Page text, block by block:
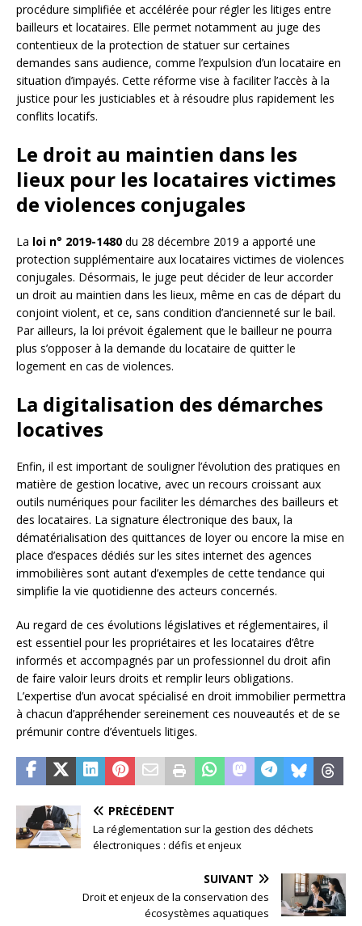
procédure simplifiée et accélérée pour régler les litiges entre
bailleurs et locataires. Elle permet notamment au juge des
contentieux de la protection de statuer sur certaines
demandes sans audience, comme l’expulsion d’un locataire en
situation d’impayés. Cette réforme vise à faciliter l’accès à la
justice pour les justiciables et à résoudre plus rapidement les
conflits locatifs.
Le droit au maintien dans les
lieux pour les locataires victimes
de violences conjugales
La loi n° 2019-1480 du 28 décembre 2019 a apporté une
protection supplémentaire aux locataires victimes de violences
conjugales. Désormais, le juge peut décider de leur accorder
un droit au maintien dans les lieux, même en cas de départ du
conjoint violent, et ce, sans condition d’ancienneté sur le bail.
Par ailleurs, la loi prévoit également que le bailleur ne pourra
plus s’opposer à la demande du locataire de quitter le
logement en cas de violences.
La digitalisation des démarches
locatives
Enfin, il est important de souligner l’évolution des pratiques en
matière de gestion locative, avec un recours croissant aux
outils numériques pour faciliter les démarches des bailleurs et
des locataires. La signature électronique des baux, la
dématérialisation des quittances de loyer ou encore la mise en
place d’espaces dédiés sur les sites internet des agences
immobilières sont autant d’exemples de cette tendance qui
simplifie la vie quotidienne des acteurs concernés.
Au regard de ces évolutions législatives et réglementaires, il
est essentiel pour les propriétaires et les locataires d’être
informés et accompagnés par un professionnel du droit afin
de faire valoir leurs droits et remplir leurs obligations.
L’expertise d’un avocat spécialisé en droit immobilier permettra
à chacun d’appréhender sereinement ces nouveautés et de se
prémunir contre d’éventuels litiges.
PRÉCÉDENT
La réglementation sur la gestion des déchets
électroniques : défis et enjeux
SUIVANT
Droit et enjeux de la conservation des
écosystèmes aquatiques